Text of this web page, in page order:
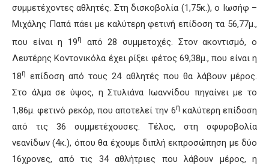
συμμετέχοντες αθλητές. Στη δισκοβολία (1,75κ.), ο Ιωσήφ –
Μιχάλης Παπά πάει με καλύτερη φετινή επίδοση τα 56,77μ.,
που είναι η 19η
από 28 συμμετοχές. Στον ακοντισμό, ο
Λευτέρης Κοντονικόλα έχει ρίξει φέτος 69,38μ., που είναι η
18η επίδοση από τους 24 αθλητές που θα λάβουν μέρος.
Στο άλμα σε ύψος, η Στυλιάνα Ιωαννίδου πηγαίνει με το
1,86μ. φετινό ρεκόρ, που αποτελεί την 6η καλύτερη επίδοση
από τις 36 συμμετέχουσες. Τέλος, στη σφυροβολία
νεανίδων (4κ.), όπου θα έχουμε διπλή εκπροσώπηση με δύο
16χρονες, από τις 34 αθλήτριες που λάβουν μέρος, η